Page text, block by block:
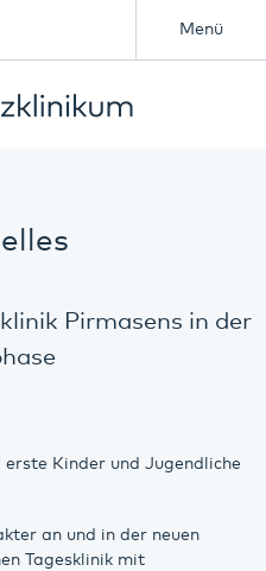
Menü
Pirmasens in der
Kinder und Jugendliche
an und in der neuen
Tagesklinik mit